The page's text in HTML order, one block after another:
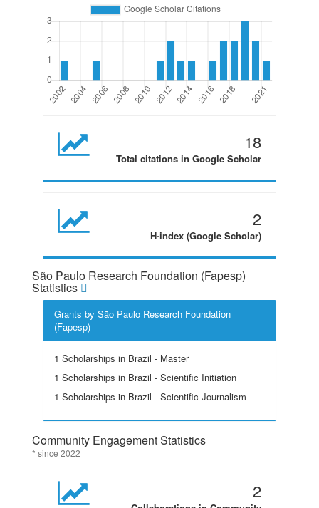
18
Total citations in Google Scholar
2
H-index (Google Scholar)
São Paulo Research Foundation (Fapesp)
Statistics
Grants by São Paulo Research Foundation
(Fapesp)
1 Scholarships in Brazil - Master
1 Scholarships in Brazil - Scientific Initiation
1 Scholarships in Brazil - Scientific Journalism
Community Engagement Statistics
* since 2022
2